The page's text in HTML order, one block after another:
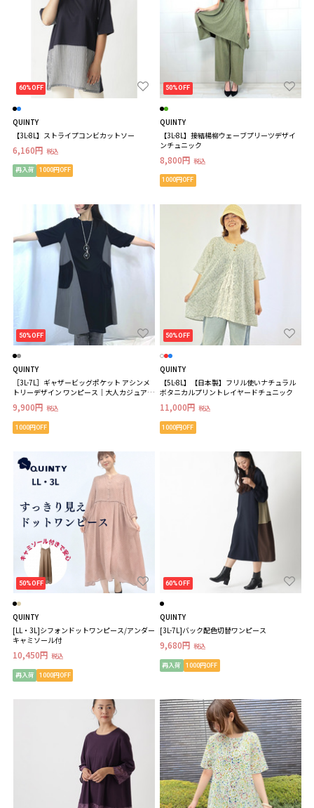
60%OFF
QUINTY
【3L-8L】ストライプコンビカットソー
6,160円 税込
再入荷 1000円OFF
50%OFF
QUINTY
【3L-8L】接結楊柳ウェーブプリーツデザイ
ンチュニック
8,800円 税込
1000円OFF
50%OFF
QUINTY
［3L-7L］ギャザービッグポケット アシンメ
トリーデザイン ワンピース｜大人カジュアル
に映える体型カバーも叶う1枚 大きいサイズ
レディース
9,900円 税込
1000円OFF
50%OFF
QUINTY
【5L-8L】【日本製】フリル使いナチュラル
ボタニカルプリントレイヤードチュニック
11,000円 税込
1000円OFF
50%OFF
QUINTY
[LL・3L]シフォンドットワンピース/アンダー
キャミソール付
10,450円 税込
再入荷 1000円OFF
60%OFF
QUINTY
[3L-7L]バック配色切替ワンピース
9,680円 税込
再入荷 1000円OFF